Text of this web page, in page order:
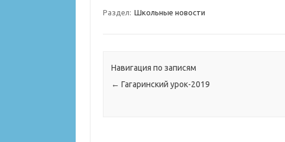
Раздел: Школьные новости
Навигация по записям
← Гагаринский урок-2019